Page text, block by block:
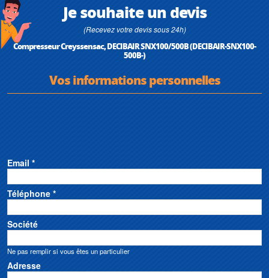
Je souhaite un devis
(Recevez votre devis sous 24h)
Compresseur Creyssensac, DECIBAIR SNX100/500B (DECIBAIR-SNX100-
500B-)
Vos informations personnelles
Email *
Téléphone *
Société
Ne pas remplir si vous êtes un particulier
Adresse